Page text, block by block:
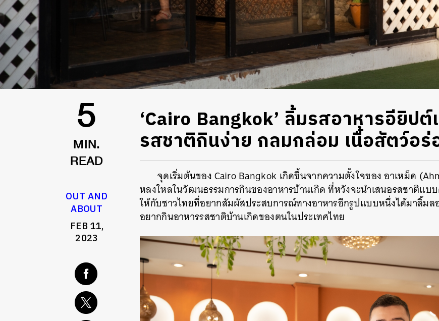
5
MIN.
READ
OUT AND
ABOUT
FEB 11,
2023
‘Cairo Bangkok’ ลิ้มรสอาหารอียิป
รสชาติกินง่าย กลมกล่อม เนื้อสัตว์อร่
จุดเริ่มต้นของ Cairo Bangkok เกิดขึ้นจากความตั้งใจของ อาเหม็ด
หลงใหลในวัฒนธรรมการกินของอาหารบ้านเกิด ที่หวังจะนำเสนอรสชาติแบ
ให้กับชาวไทยที่อยากสัมผัสประสบการณ์ทางอาหารอีกรูปแบบหนึ่งได้มาลิ้มล
อยากกินอาหารรสชาติบ้านเกิดของตนในประเทศไทย